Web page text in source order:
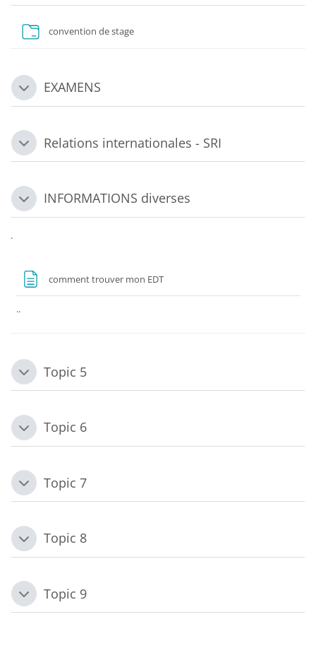
convention de stageDossier
ReplierEXAMENS
ReplierRelations internationales - SRI
ReplierINFORMATIONS diverses
.
comment trouver mon EDTPage
..
ReplierTopic 5
ReplierTopic 6
ReplierTopic 7
ReplierTopic 8
ReplierTopic 9